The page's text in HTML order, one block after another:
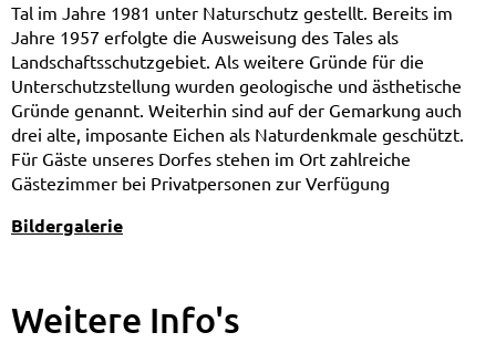
Tal im Jahre 1981 unter Naturschutz gestellt. Bereits im
Jahre 1957 erfolgte die Ausweisung des Tales als
Landschafts­schutzgebiet. Als weitere Gründe für die
Unterschutzstellung wurden geologische und ästhetische
Gründe genannt. Weiterhin sind auf der Gemarkung auch
drei alte, imposante Eichen als Naturdenkmale geschützt.
Für Gäste unseres Dorfes stehen im Ort zahlreiche
Gästezimmer bei Privatpersonen zur Verfügung
Bildergalerie
Weitere Info's